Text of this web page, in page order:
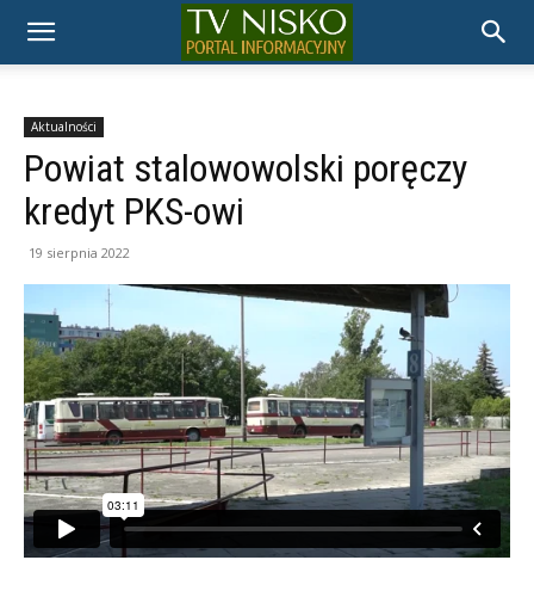
TELEWIZJA
NISKO
Aktualności
Powiat stalowowolski poręczy
kredyt PKS-owi
19 sierpnia 2022